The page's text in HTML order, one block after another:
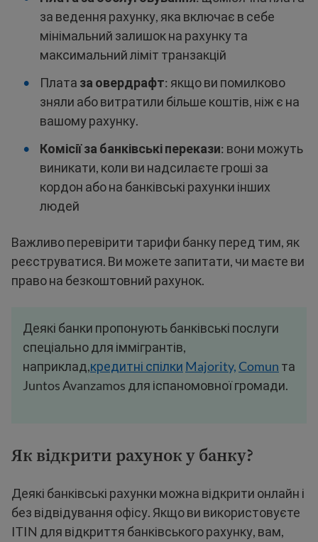
за ведення рахунку, яка включає в себе
мінімальний залишок на рахунку та
максимальний ліміт транзакцій
Плата за овердрафт: якщо ви помилково
зняли або витратили більше коштів, ніж є на
вашому рахунку.
Комісії за банківські перекази: вони можуть
виникати, коли ви надсилаєте гроші за
кордон або на банківські рахунки інших
людей
Важливо перевірити тарифи банку перед тим, як
реєструватися. Ви можете запитати, чи маєте ви
право на безкоштовний рахунок.
Деякі банки пропонують банківські послуги
спеціально для іммігрантів,
наприклад,кредитні спілки Majority, Comun та
Juntos Avanzamos для іспаномовної громади.
Як відкрити рахунок у банку?
Деякі банківські рахунки можна відкрити онлайн і
без відвідування офісу. Якщо ви використовуєте
ITIN для відкриття банківського рахунку, вам,